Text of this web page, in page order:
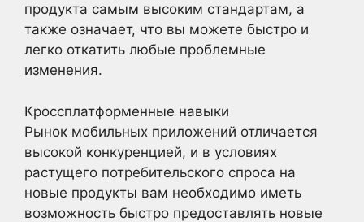
продукта самым высоким стандартам, а
также означает, что вы можете быстро и
легко откатить любые проблемные
изменения.
Кроссплатформенные навыки
Рынок мобильных приложений отличается
высокой конкуренцией, и в условиях
растущего потребительского спроса на
новые продукты вам необходимо иметь
возможность быстро предоставлять новые